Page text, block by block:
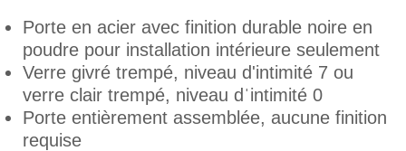
Porte en acier avec finition durable noire en
poudre pour installation intérieure seulement
Verre givré trempé, niveau d'intimité 7 ou
verre clair trempé, niveau dˈintimité 0
Porte entièrement assemblée, aucune finition
requise